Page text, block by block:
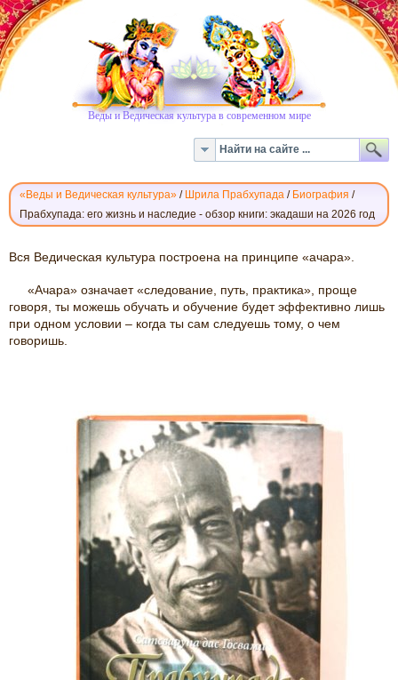
Веды и Ведическая культура в современном мире
«Веды и Ведическая культура» / Шрила Прабхупада / Биография /
Прабхупада: его жизнь и наследие - обзор книги: экадаши на 2026 год
ПРАБХУПАДА:
ЖИЗНЬ
И
НАСЛЕДИЕ
-
Вся Ведическая культура построена на принципе «ачара».
«Ачара» означает «следование, путь, практика», проще
говоря, ты можешь обучать и обучение будет эффективно лишь
при одном условии – когда ты сам следуешь тому, о чем
говоришь.